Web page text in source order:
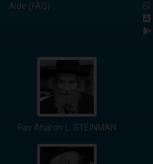
Aide (FAQ)
Rav Aharon L. STEINMAN